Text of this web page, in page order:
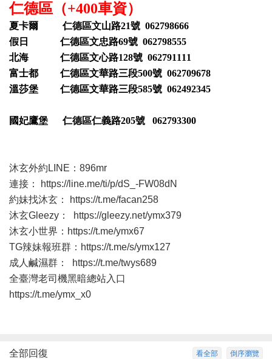
仁德區（+400車資）
夏卡爾 仁德區文山路21號 062798666
假日 仁德區文忠路69號 062798555
北海 仁德區文心路128號 062791111
富士都 仁德區文華路三段500號 062709678
溫莎堡 仁德區文華路三段585號 062492345
國妃鷹堡 仁德區仁義路205號 062793300
沐玄外約LINE：896mr
連接：
https://line.me/ti/p/dS_-FW08dN
約妹找沐玄：
https://t.me/facan258
沐玄Gleezy：
https://gleezy.net/ymx379
沐玄小世界： https://t.me/ymx67
TG辣妹報班群： https://t.me/s/ymx127
成人鹹濕群：
https://t.me/twys689
全臺灣老司機黑暗總站入口
https://t.me/ymx_x0
倒序瀏覽
看全部
全部回復